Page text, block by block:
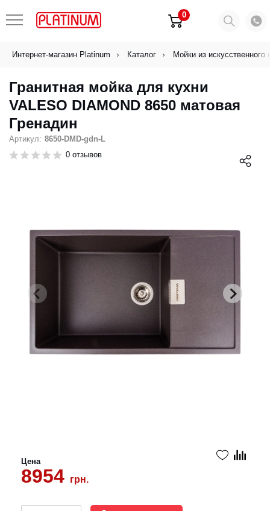
0
Интернет-магазин Platinum Каталог Мойки из искусственного
Гранитная мойка для кухни
VALESO DIAMOND 8650 матовая
Гренадин
Артикул: 8650-DMD-gdn-L
0 отзывов
Цена
8954 грн.